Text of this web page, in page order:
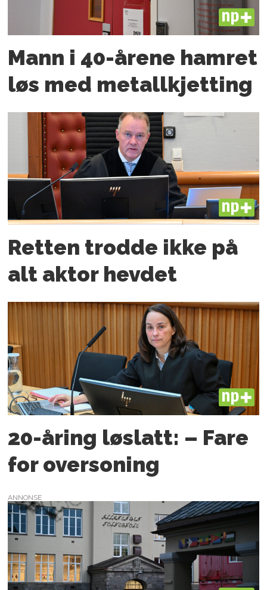
PLUS
Mann i 40-årene hamret
løs med metallkjetting
PLUS
Retten trodde ikke på
alt aktor hevdet
PLUS
20-åring løslatt: – Fare
for oversoning
ANNONSE